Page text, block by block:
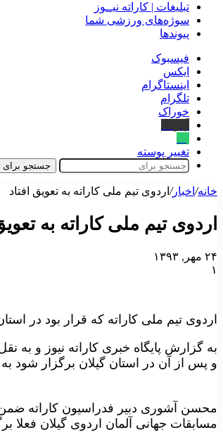
تبلیغات | کاراته نیــوز
سوژه‌های ورزشی شما
پیوندها
فیسبوک
ایکس
اینستاگرام
تلگرام
خوراک
تغییر پوسته
جستجو برای
خانه/ اخبار/ اردوی تیم ملی کاراته به تعویق افتاد
اردوی تیم ملی کاراته به
۲۴ مهر, ۱۳۹۳
۱
اردوی تیم ملی کاراته که قرار بود در
به گزارش پایگاه خبری کاراته نیوز و به
و پس از آن در استان گیلان برگزار شود به
محسن آشوری دبیر فدراسیون کاراته
مسابقات جهانی آلمان اردوی گیلان فعلا